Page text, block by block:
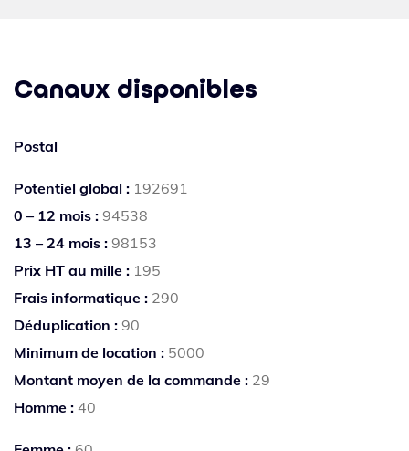
Canaux disponibles
Postal
Potentiel global : 192691
0 – 12 mois : 94538
13 – 24 mois : 98153
Prix HT au mille : 195
Frais informatique : 290
Déduplication : 90
Minimum de location : 5000
Montant moyen de la commande : 29
Homme : 40